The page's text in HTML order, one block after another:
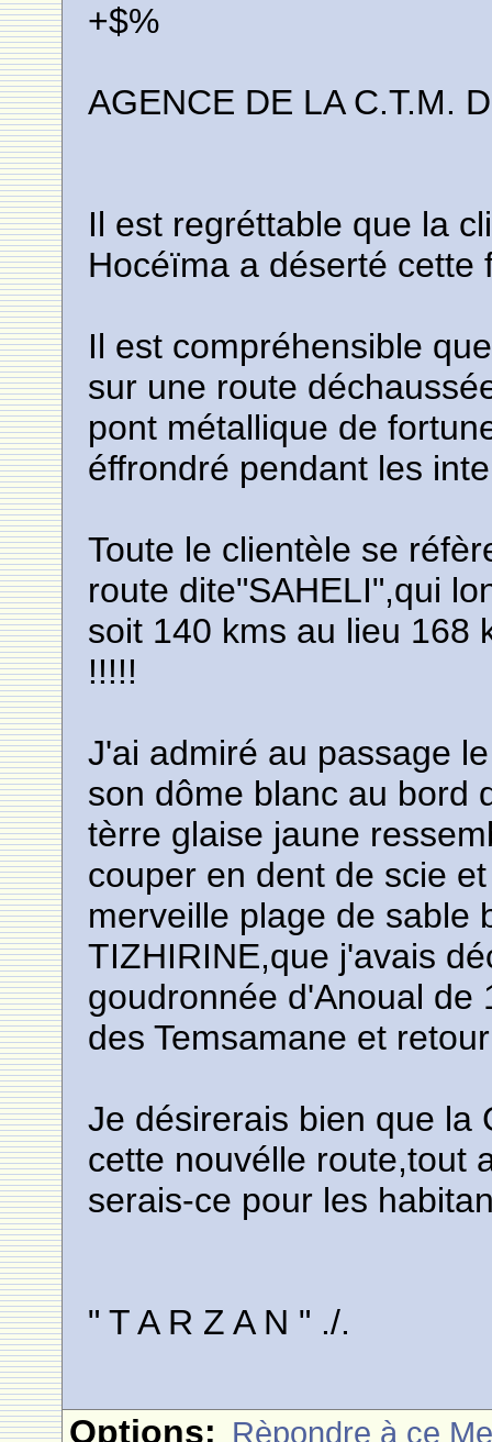
+$%
AGENCE DE LA C.T.M.
Il est regréttable que la
Hocéïma a déserté cette
Il est compréhensible
sur une route
pont métallique de
éffrondré pendant les
Toute le clientèle se
route dite"SAHELI",qui
soit 140 kms au lieu 168
!!!!!
J'ai admiré au passage
son dôme blanc au bord
tèrre glaise jaune
couper en dent de scie
merveille plage de sable
TIZHIRINE,que j'avais
goudronnée d'Anoual de
des Temsamane et
Je désirerais bien que la
cette nouvélle route,tout
serais-ce pour les
" T A R Z A N " ./.
Options: Rèpondre à ce